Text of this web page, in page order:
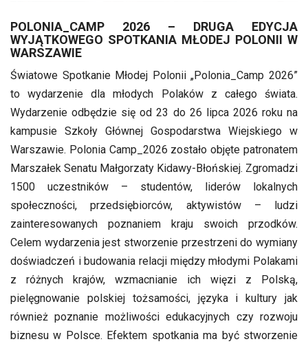
POLONIA_CAMP 2026 – DRUGA EDYCJA
WYJĄTKOWEGO SPOTKANIA MŁODEJ POLONII W
WARSZAWIE
Światowe Spotkanie Młodej Polonii „Polonia_Camp 2026”
to wydarzenie dla młodych Polaków z całego świata.
Wydarzenie odbędzie się od 23 do 26 lipca 2026 roku na
kampusie Szkoły Głównej Gospodarstwa Wiejskiego w
Warszawie. Polonia Camp_2026 zostało objęte patronatem
Marszałek Senatu Małgorzaty Kidawy-Błońskiej. Zgromadzi
1500 uczestników – studentów, liderów lokalnych
społeczności, przedsiębiorców, aktywistów – ludzi
zainteresowanych poznaniem kraju swoich przodków.
Celem wydarzenia jest stworzenie przestrzeni do wymiany
doświadczeń i budowania relacji między młodymi Polakami
z różnych krajów, wzmacnianie ich więzi z Polską,
pielęgnowanie polskiej tożsamości, języka i kultury jak
również poznanie możliwości edukacyjnych czy rozwoju
biznesu w Polsce. Efektem spotkania ma być stworzenie